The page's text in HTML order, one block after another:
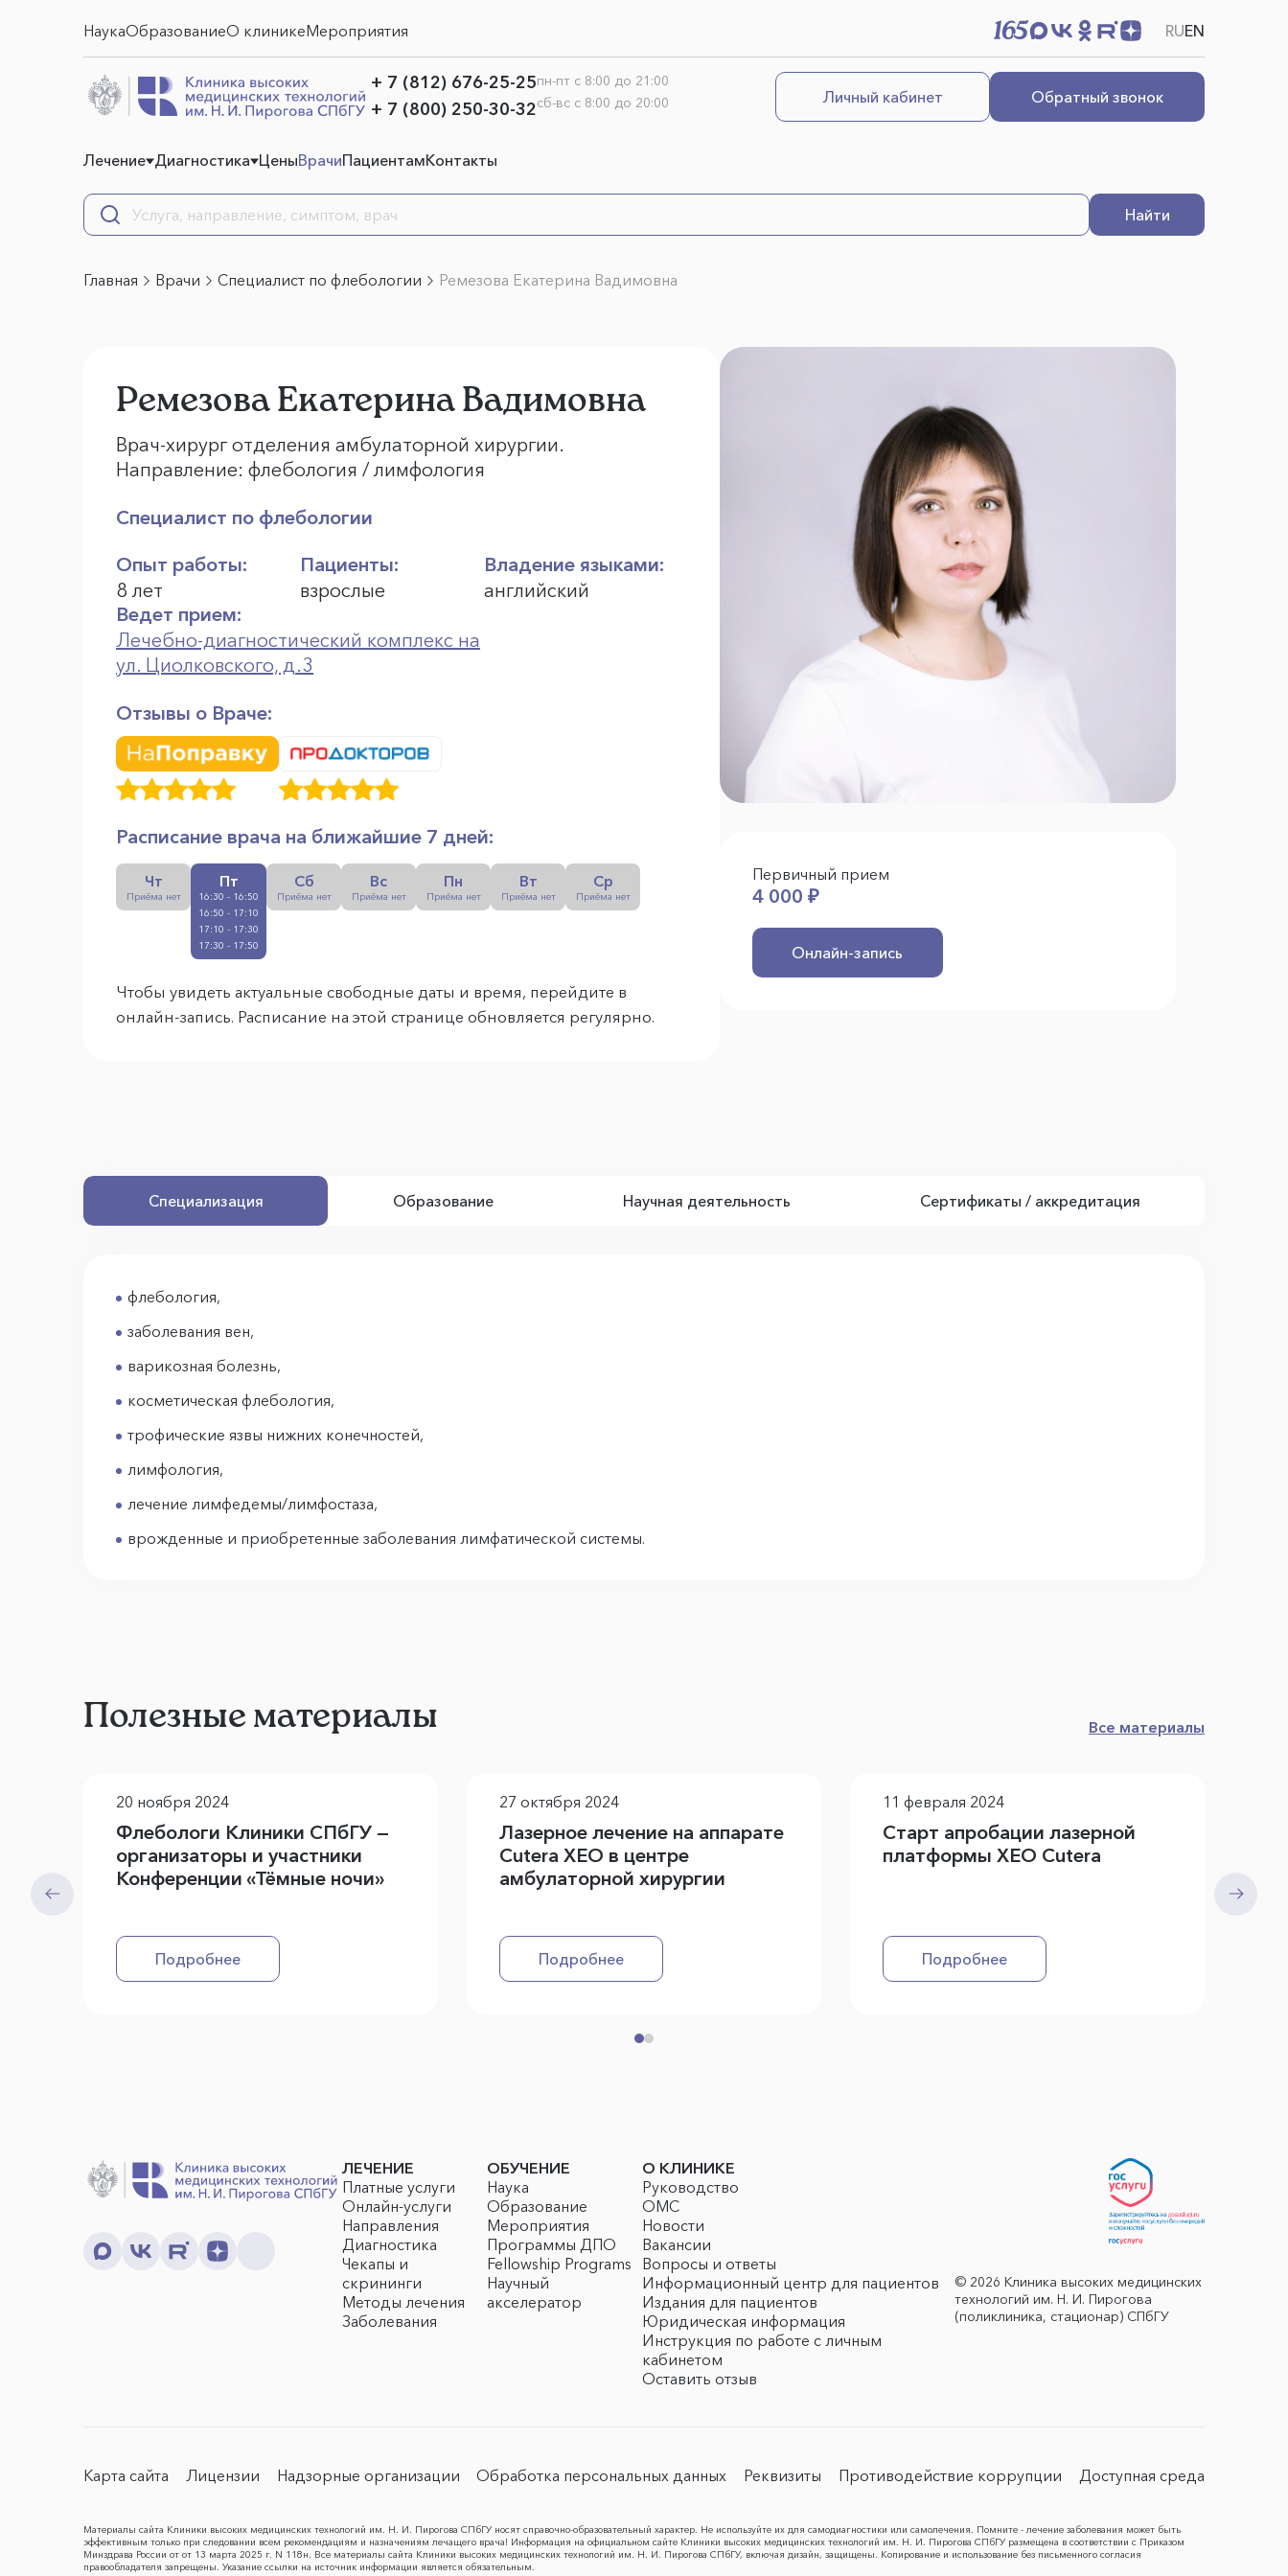
НаукаОбразованиеО клиникеМероприятия RUEN
+ 7 (812) 676-25-25
+ 7 (800) 250-30-32
пн-пт с 8:00 до 21:00
сб-вс с 8:00 до 20:00
Обратный звонок
Личный кабинет
Лечение Диагностика ЦеныВрачиПациентамКонтакты
Найти
Главная Врачи Специалист по флебологии Ремезова Екатерина Вадимовна
Ремезова Екатерина Вадимовна
Врач-хирург отделения амбулаторной хирургии.
Направление: флебология / лимфология
Специалист по флебологии
Опыт работы:
8 лет
Пациенты:
взрослые
Владение языками:
английский
Ведет прием:
Лечебно-диагностический комплекс на
ул. Циолковского, д.3
Отзывы о Враче:
Расписание врача на ближайшие 7 дней:
Чт
Приёма нет
Пт
16:30 - 16:50
16:50 - 17:10
17:10 - 17:30
17:30 - 17:50
Сб
Приёма нет
Вс
Приёма нет
Пн
Приёма нет
Вт
Приёма нет
Ср
Приёма нет
Чтобы увидеть актуальные свободные даты и время, перейдите в
онлайн-запись. Расписание на этой странице обновляется регулярно.
Первичный прием
4 000 ₽
Онлайн-запись
Специализация Образование Научная деятельность Сертификаты / аккредитация
флебология,
заболевания вен,
варикозная болезнь,
косметическая флебология,
трофические язвы нижних конечностей,
лимфология,
лечение лимфедемы/лимфостаза,
врожденные и приобретенные заболевания лимфатической системы.
Полезные материалы Все материалы
20 ноября 2024
Флебологи Клиники СПбГУ —
организаторы и участники
Конференции «Тёмные ночи»
Подробнее
27 октября 2024
Лазерное лечение на аппарате
Cutera XEO в центре
амбулаторной хирургии
Подробнее
11 февраля 2024
Старт апробации лазерной
платформы XEO Cuterа
Подробнее
ЛЕЧЕНИЕ
Платные услуги
Онлайн-услуги
Направления
Диагностика
Чекапы и
скрининги
Методы лечения
Заболевания
ОБУЧЕНИЕ
Наука
Образование
Мероприятия
Программы ДПО
Fellowship Programs
Научный
акселератор
О КЛИНИКЕ
Руководство
ОМС
Новости
Вакансии
Вопросы и ответы
Информационный центр для пациентов
Издания для пациентов
Юридическая информация
Инструкция по работе с личным
кабинетом
Оставить отзыв
© 2026 Клиника высоких медицинских
технологий им. Н. И. Пирогова
(поликлиника, стационар) СПбГУ
Карта сайта Лицензии Надзорные организации Обработка персональных данных Реквизиты Противодействие коррупции Доступная среда
Материалы сайта Клиники высоких медицинских технологий им. Н. И. Пирогова СПбГУ носят справочно-образовательный характер. Не используйте их для самодиагностики или самолечения. Помните - лечение заболевания может быть
эффективным только при следовании всем рекомендациям и назначениям лечащего врача! Информация на официальном сайте Клиники высоких медицинских технологий им. Н. И. Пирогова СПбГУ размещена в соответствии с Приказом
Минздрава России от от 13 марта 2025 г. N 118н. Все материалы сайта Клиники высоких медицинских технологий им. Н. И. Пирогова СПбГУ, включая дизайн, защищены. Копирование и использование без письменного согласия
правообладателя запрещены. Указание ссылки на источник информации является обязательным.